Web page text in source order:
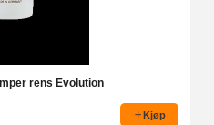
rens Evolution
Kjøp